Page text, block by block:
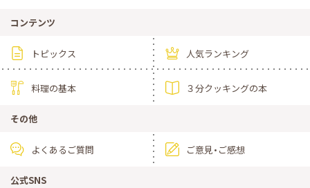
コンテンツ
トピックス 人気ランキング
料理の基本 ３分クッキングの本
その他
よくあるご質問 ご意見・ご感想
公式SNS